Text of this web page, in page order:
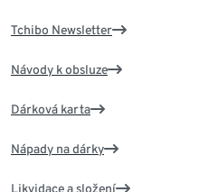
Tchibo Newsletter
Návody k obsluze
Dárková karta
Nápady na dárky
Likvidace a složení